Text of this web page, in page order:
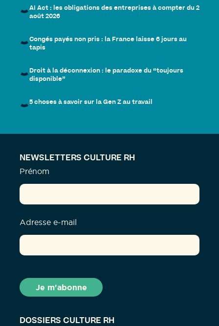
AI Act : les obligations des entreprises à compter du 2
août 2026
Congés payés non pris : la France laisse 6 jours au
tapis
Droit à la déconnexion : le paradoxe du “toujours
disponible”
5 choses à savoir sur la Gen Z au travail
DOSSIERS CULTURE RH
NEWSLETTERS CULTURE RH
Prénom
Adresse e-mail